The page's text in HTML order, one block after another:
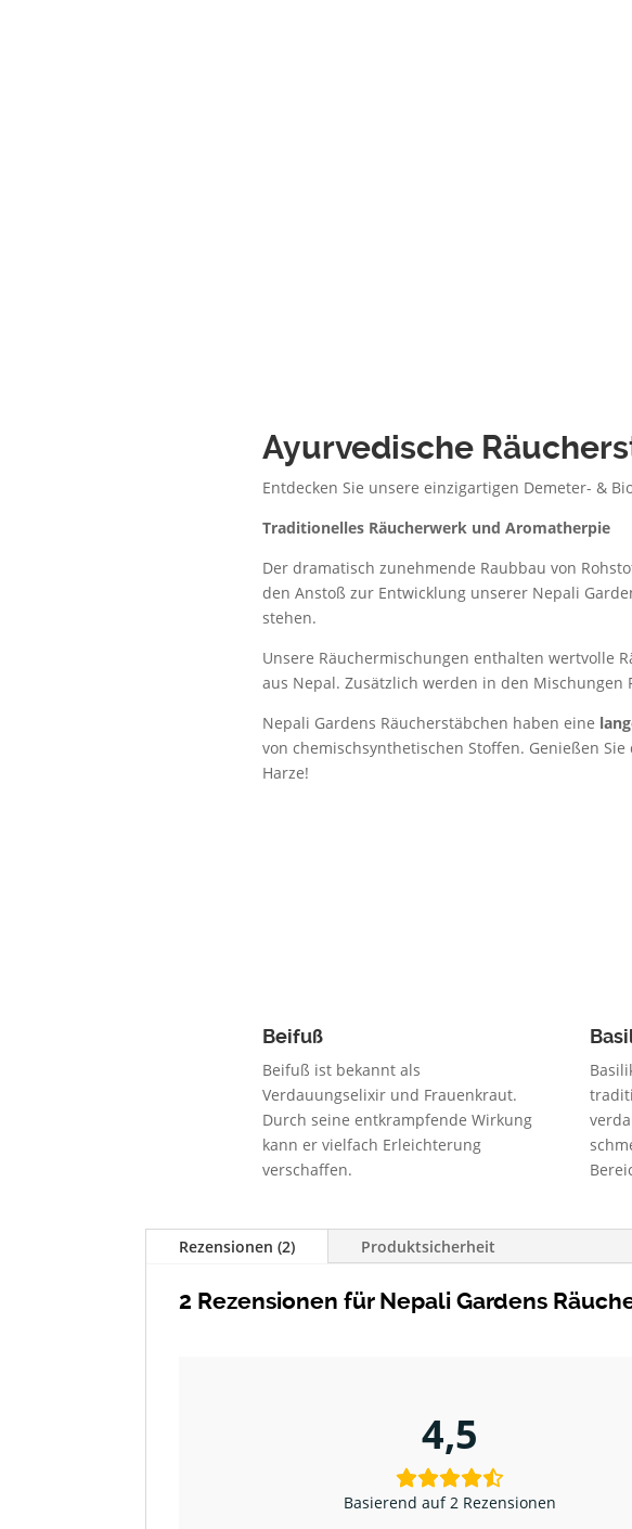
Ayurvedische
Entdecken Sie unsere einzigartigen Demeter- &
Traditionelles Räucherwerk und Aromatherpie
Der dramatisch zunehmende Raubbau von
den Anstoß zur Entwicklung unserer Nepali
stehen.
Unsere Räuchermischungen enthalten wertvolle
aus Nepal. Zusätzlich werden in den
Nepali Gardens Räucherstäbchen haben eine
von chemischsynthetischen Stoffen. Genießen
Harze!
Beifuß
Beifuß ist bekannt als
Verdauungselixir und Frauenkraut.
Durch seine entkrampfende Wirkung
kann er vielfach Erleichterung
verschaffen.
Rezensionen (2) Produktsicherheit
2 Rezensionen für Nepali Gardens
4,5
Basierend auf 2 Rezensionen